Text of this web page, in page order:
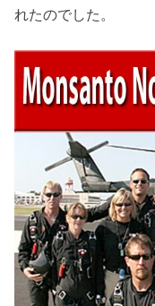
れたのでした。